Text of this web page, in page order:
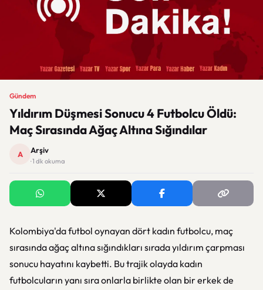
Gündem
Yıldırım Düşmesi Sonucu 4 Futbolcu Öldü:
Maç Sırasında Ağaç Altına Sığındılar
A Arşiv
· 1 dk okuma
Kolombiya'da futbol oynayan dört kadın futbolcu, maç
sırasında ağaç altına sığındıkları sırada yıldırım çarpması
sonucu hayatını kaybetti. Bu trajik olayda kadın
futbolcuların yanı sıra onlarla birlikte olan bir erkek de